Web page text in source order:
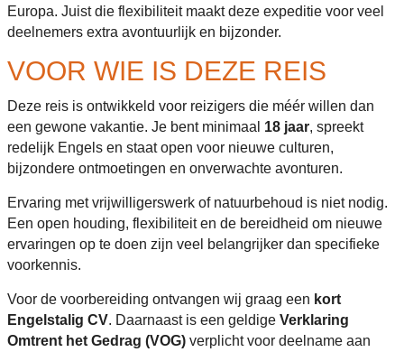
Europa. Juist die flexibiliteit maakt deze expeditie voor veel
deelnemers extra avontuurlijk en bijzonder.
VOOR WIE IS DEZE REIS
Deze reis is ontwikkeld voor reizigers die méér willen dan
een gewone vakantie. Je bent minimaal 18 jaar, spreekt
redelijk Engels en staat open voor nieuwe culturen,
bijzondere ontmoetingen en onverwachte avonturen.
Ervaring met vrijwilligerswerk of natuurbehoud is niet nodig.
Een open houding, flexibiliteit en de bereidheid om nieuwe
ervaringen op te doen zijn veel belangrijker dan specifieke
voorkennis.
Voor de voorbereiding ontvangen wij graag een kort
Engelstalig CV. Daarnaast is een geldige Verklaring
Omtrent het Gedrag (VOG) verplicht voor deelname aan